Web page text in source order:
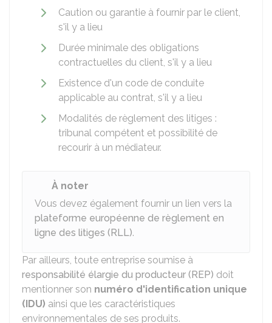
Caution ou garantie à fournir par le client,
s'il y a lieu
Durée minimale des obligations
contractuelles du client, s'il y a lieu
Existence d'un code de conduite
applicable au contrat, s'il y a lieu
Modalités de règlement des litiges :
tribunal compétent et possibilité de
recourir à un médiateur.
À noter
Vous devez également fournir un lien vers la
plateforme européenne de règlement en
ligne des litiges (RLL).
Par ailleurs, toute entreprise soumise à
responsabilité élargie du producteur (REP) doit
mentionner son numéro d'identification unique
(IDU) ainsi que les caractéristiques
environnementales de ses produits.